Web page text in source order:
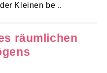
Kleinen be ..
räumlichen